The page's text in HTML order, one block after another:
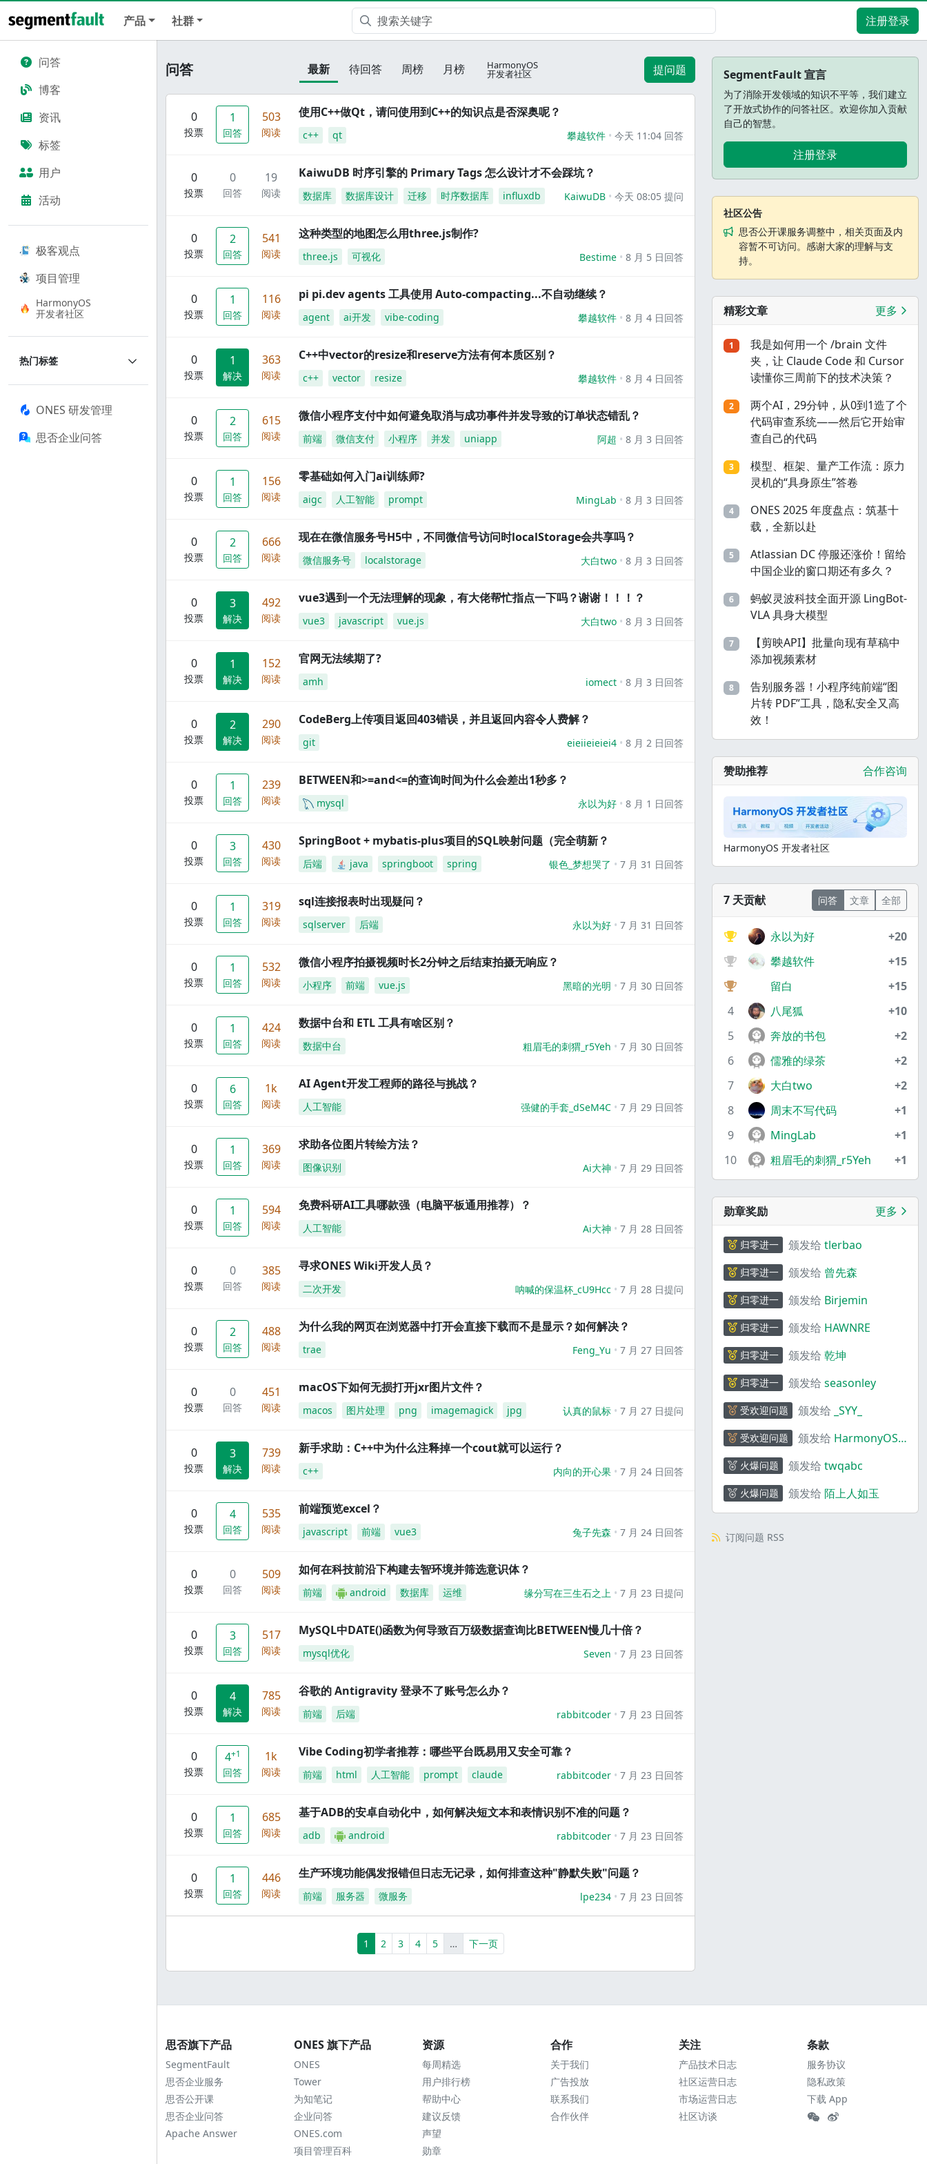
产品 社群 注册登录
问答
博客
资讯
标签
用户
活动
极客观点
项目管理
HarmonyOS
开发者社区
热门标签
ONES 研发管理
思否企业问答
问答 最新 待回答 周榜 月榜 HarmonyOS
开发者社区 提问题
0
投票
1
回答
503
阅读
使用C++做Qt，请问使用到C++的知识点是否深奥呢？
c++ qt 攀越软件 今天 11:04 回答
0
投票
0
回答
19
阅读
KaiwuDB 时序引擎的 Primary Tags 怎么设计才不会踩坑？
数据库 数据库设计 迁移 时序数据库 influxdb KaiwuDB 今天 08:05 提问
0
投票
2
回答
541
阅读
这种类型的地图怎么用three.js制作?
three.js 可视化 Bestime 8 月 5 日回答
0
投票
1
回答
116
阅读
pi pi.dev agents 工具使用 Auto-compacting...不自动继续？
agent ai开发 vibe-coding 攀越软件 8 月 4 日回答
0
投票
1
解决
363
阅读
C++中vector的resize和reserve方法有何本质区别？
c++ vector resize 攀越软件 8 月 4 日回答
0
投票
2
回答
615
阅读
微信小程序支付中如何避免取消与成功事件并发导致的订单状态错乱？
前端 微信支付 小程序 并发 uniapp 阿超 8 月 3 日回答
0
投票
1
回答
156
阅读
零基础如何入门ai训练师?
aigc 人工智能 prompt MingLab 8 月 3 日回答
0
投票
2
回答
666
阅读
现在在微信服务号H5中，不同微信号访问时localStorage会共享吗？
微信服务号 localstorage 大白two 8 月 3 日回答
0
投票
3
解决
492
阅读
vue3遇到一个无法理解的现象，有大佬帮忙指点一下吗？谢谢！！！？
vue3 javascript vue.js 大白two 8 月 3 日回答
0
投票
1
解决
152
阅读
官网无法续期了?
amh iomect 8 月 3 日回答
0
投票
2
解决
290
阅读
CodeBerg上传项目返回403错误，并且返回内容令人费解？
git eieiieieiei4 8 月 2 日回答
0
投票
1
回答
239
阅读
BETWEEN和>=and<=的查询时间为什么会差出1秒多？
mysql 永以为好 8 月 1 日回答
0
投票
3
回答
430
阅读
SpringBoot + mybatis-plus项目的SQL映射问题（完全萌新？
后端 java springboot spring 银色_梦想哭了 7 月 31 日回答
0
投票
1
回答
319
阅读
sql连接报表时出现疑问？
sqlserver 后端 永以为好 7 月 31 日回答
0
投票
1
回答
532
阅读
微信小程序拍摄视频时长2分钟之后结束拍摄无响应？
小程序 前端 vue.js 黑暗的光明 7 月 30 日回答
0
投票
1
回答
424
阅读
数据中台和 ETL 工具有啥区别？
数据中台 粗眉毛的刺猬_r5Yeh 7 月 30 日回答
0
投票
6
回答
1k
阅读
AI Agent开发工程师的路径与挑战？
人工智能 强健的手套_dSeM4C 7 月 29 日回答
0
投票
1
回答
369
阅读
求助各位图片转绘方法？
图像识别 Ai大神 7 月 29 日回答
0
投票
1
回答
594
阅读
免费科研AI工具哪款强（电脑平板通用推荐）？
人工智能 Ai大神 7 月 28 日回答
0
投票
0
回答
385
阅读
寻求ONES Wiki开发人员？
二次开发 呐喊的保温杯_cU9Hcc 7 月 28 日提问
0
投票
2
回答
488
阅读
为什么我的网页在浏览器中打开会直接下载而不是显示？如何解决？
trae Feng_Yu 7 月 27 日回答
0
投票
0
回答
451
阅读
macOS下如何无损打开jxr图片文件？
macos 图片处理 png imagemagick jpg 认真的鼠标 7 月 27 日提问
0
投票
3
解决
739
阅读
新手求助：C++中为什么注释掉一个cout就可以运行？
c++ 内向的开心果 7 月 24 日回答
0
投票
4
回答
535
阅读
前端预览excel？
javascript 前端 vue3 兔子先森 7 月 24 日回答
0
投票
0
回答
509
阅读
如何在科技前沿下构建去智环境并筛选意识体？
前端 android 数据库 运维 缘分写在三生石之上 7 月 23 日提问
0
投票
3
回答
517
阅读
MySQL中DATE()函数为何导致百万级数据查询比BETWEEN慢几十倍？
mysql优化 Seven 7 月 23 日回答
0
投票
4
解决
785
阅读
谷歌的 Antigravity 登录不了账号怎么办？
前端 后端 rabbitcoder 7 月 23 日回答
0
投票
4+1
回答
1k
阅读
Vibe Coding初学者推荐：哪些平台既易用又安全可靠？
前端 html 人工智能 prompt claude rabbitcoder 7 月 23 日回答
0
投票
1
回答
685
阅读
基于ADB的安卓自动化中，如何解决短文本和表情识别不准的问题？
adb android rabbitcoder 7 月 23 日回答
0
投票
1
回答
446
阅读
生产环境功能偶发报错但日志无记录，如何排查这种"静默失败"问题？
前端 服务器 微服务 lpe234 7 月 23 日回答
1 (current)
2 3 4 5 …More下一页
SegmentFault 宣言
为了消除开发领域的知识不平等，我们建立
了开放式协作的问答社区。欢迎你加入贡献
自己的智慧。
注册登录
社区公告
思否公开课服务调整中，相关页面及内
容暂不可访问。感谢大家的理解与支
持。
精彩文章 更多
1
我是如何用一个 /brain 文件
夹，让 Claude Code 和 Cursor
读懂你三周前下的技术决策？
2
两个AI，29分钟，从0到1造了个
代码审查系统——然后它开始审
查自己的代码
3
模型、框架、量产工作流：原力
灵机的“具身原生”答卷
4
ONES 2025 年度盘点：筑基十
载，全新以赴
5
Atlassian DC 停服还涨价！留给
中国企业的窗口期还有多久？
6
蚂蚁灵波科技全面开源 LingBot-
VLA 具身大模型
7
【剪映API】批量向现有草稿中
添加视频素材
8
告别服务器！小程序纯前端“图
片转 PDF”工具，隐私安全又高
效！
赞助推荐 合作咨询
HarmonyOS 开发者社区
7 天贡献 问答 文章 全部
永以为好
+20
攀越软件
+15
留白
+15
4
八尾狐
+10
5
奔放的书包
+2
6
儒雅的绿茶
+2
7
大白two
+2
8
周末不写代码
+1
9
MingLab
+1
10
粗眉毛的刺猬_r5Yeh +1
勋章奖励 更多
归零进一 颁发给 tlerbao
归零进一 颁发给 曾先森
归零进一 颁发给 Birjemin
归零进一 颁发给 HAWNRE
归零进一 颁发给 乾坤
归零进一 颁发给 seasonley
受欢迎问题 颁发给 _SYY_
受欢迎问题 颁发给 HarmonyOS
火爆问题 颁发给 twqabc
火爆问题 颁发给 陌上人如玉
订阅问题 RSS
思否旗下产品
SegmentFault
思否企业服务
思否公开课
思否企业问答
Apache Answer
ONES 旗下产品
ONES
Tower
为知笔记
企业问答
ONES.com
项目管理百科
资源
每周精选
用户排行榜
帮助中心
建议反馈
声望
勋章
合作
关于我们
广告投放
联系我们
合作伙伴
关注
产品技术日志
社区运营日志
市场运营日志
社区访谈
条款
服务协议
隐私政策
下载 App